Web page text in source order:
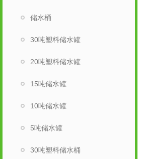
储水桶
30吨塑料储水罐
20吨塑料储水罐
15吨储水罐
10吨储水罐
5吨储水罐
30吨塑料储水桶